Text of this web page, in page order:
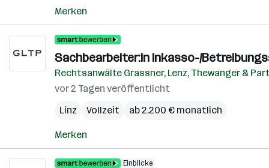
Merken
Sachbearbeiter:in Inkasso-/
Rechtsanwälte Grassner, Lenz, Thewanger &
vor 2 Tagen veröffentlicht
Linz
Vollzeit ab 2.200 € monatlich
Merken
Einblicke